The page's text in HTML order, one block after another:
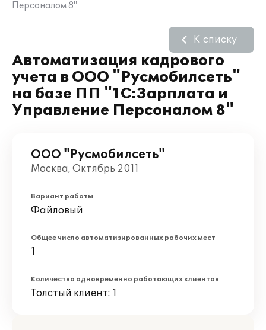
Персоналом 8"
Автоматизация кадрового
учета в ООО "Русмобилсеть"
на базе ПП "1С:Зарплата и
Управление Персоналом 8"
К списку
ООО "Русмобилсеть"
Москва, Октябрь 2011
Вариант работы
Файловый
Общее число автоматизированных рабочих мест
1
Количество одновременно работающих клиентов
Толстый клиент: 1